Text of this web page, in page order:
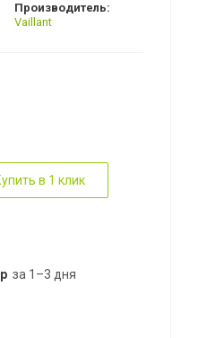
Производитель:
Vaillant
в 1 клик
за 1–3 дня